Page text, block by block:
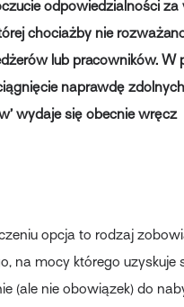
odpowiedzialności za
chociażby nie
lub pracowników. W
naprawdę
wydaje się obecnie wręcz
opcja to rodzaj
na mocy którego uzyskuje
(ale nie obowiązek) do